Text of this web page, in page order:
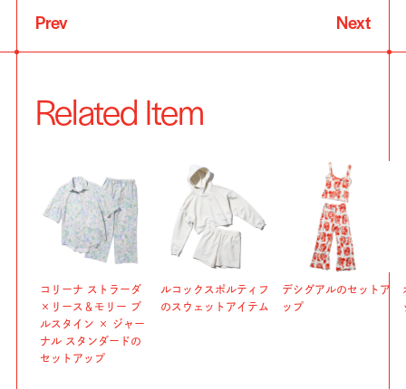
Prev Next
Related Item
コリーナ ストラーダ
×リース＆モリー ブ
ルスタイン × ジャー
ナル スタンダードの
セットアップ
ルコックスポルティフ
のスウェットアイテム
デシグアルのセットア
ップ